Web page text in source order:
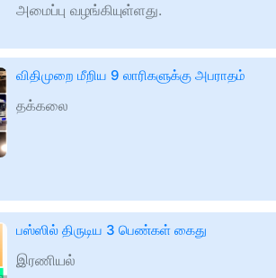
அமைப்பு வழங்கியுள்ளது.
விதிமுறை மீறிய 9 லாரிகளுக்கு அபராதம்
தக்கலை
பஸ்ஸில் திருடிய 3 பெண்கள் கைது
இரணியல்